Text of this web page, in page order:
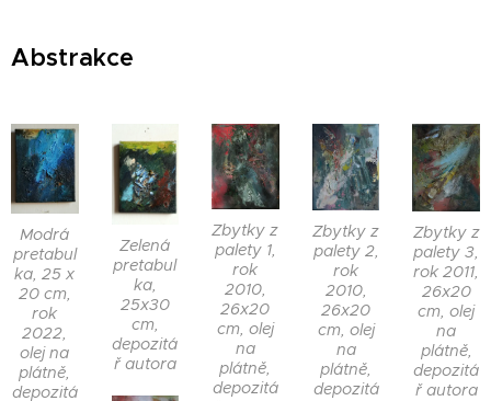
Abstrakce
Modrá
pretabul
ka, 25 x
20 cm,
rok
2022,
olej na
plátně,
depozitá
Zelená
pretabul
ka,
25x30
cm,
depozitá
ř autora
Zbytky z
palety 1,
rok
2010,
26x20
cm, olej
na
plátně,
depozitá
Zbytky z
palety 2,
rok
2010,
26x20
cm, olej
na
plátně,
depozitá
Zbytky z
palety 3,
rok 2011,
26x20
cm, olej
na
plátně,
depozitá
ř autora